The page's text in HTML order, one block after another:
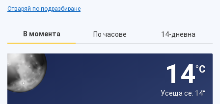
Отваряй по подразбиране
В момента По часове 14-дневна
14°C
Усеща се: 14°